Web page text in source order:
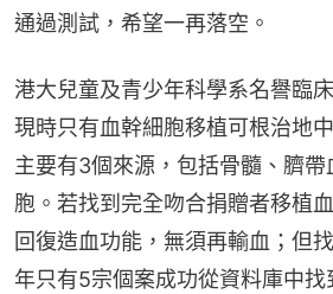
通過測試，希望一再落空。
港大兒童及青少年科學系名譽臨
現時只有血幹細胞移植可根治地
主要有3個來源，包括骨髓、臍帶
胞。若找到完全吻合捐贈者移植
回復造血功能，無須再輸血；但
年只有5宗個案成功從資料庫中